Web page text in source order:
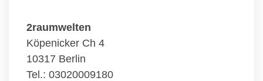
2raumwelten
Köpenicker Ch 4
10317 Berlin
Tel.: 03020009180